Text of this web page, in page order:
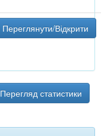
Переглянути/Відкрити
Перегляд статистики